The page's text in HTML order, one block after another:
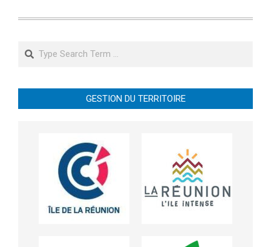
Search
GESTION DU TERRITOIRE